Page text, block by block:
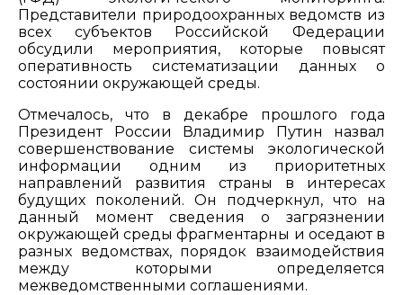
Представители природоохранных ведомств из
всех субъектов Российской Федерации
обсудили мероприятия, которые повысят
оперативность систематизации данных о
состоянии окружающей среды.
Отмечалось, что в декабре прошлого года
Президент России Владимир Путин назвал
совершенствование системы экологической
информации одним из приоритетных
направлений развития страны в интересах
будущих поколений. Он подчеркнул, что на
данный момент сведения о загрязнении
окружающей среды фрагментарны и оседают в
разных ведомствах, порядок взаимодействия
между которыми определяется
межведомственными соглашениями.